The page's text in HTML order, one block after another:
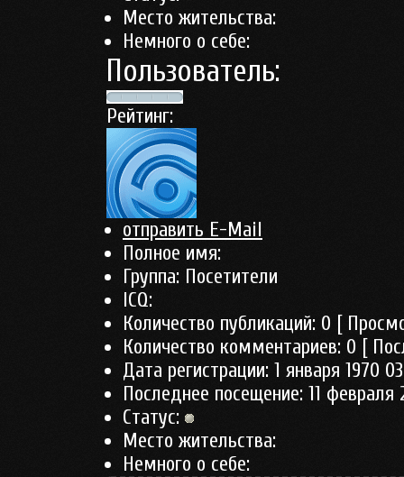
Место жительства:
Немного о себе:
Пользователь:
Рейтинг:
отправить E-Mail
Полное имя:
Группа: Посетители
ICQ:
Количество публикаций: 0 [
Количество комментариев: 0 [
Дата регистрации: 1 января 1970
Последнее посещение: 11 февраля
Статус:
Место жительства:
Немного о себе: